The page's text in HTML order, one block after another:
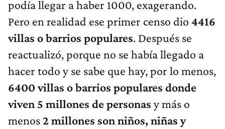
podía llegar a haber 1000, exagerando.
Pero en realidad ese primer censo dio 4416
villas o barrios populares. Después se
reactualizó, porque no se había llegado a
hacer todo y se sabe que hay, por lo menos,
6400 villas o barrios populares donde
viven 5 millones de personas y más o
menos2 millones son niños, niñas y